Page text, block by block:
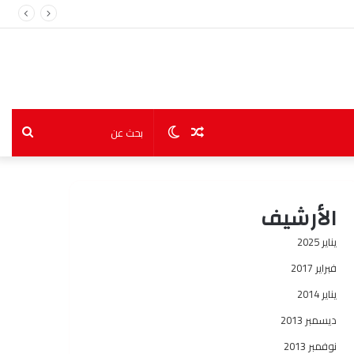
بحث
الوضعمقال
الأرشيف
يناير 2025
فبراير 2017
يناير 2014
ديسمبر 2013
نوفمبر 2013